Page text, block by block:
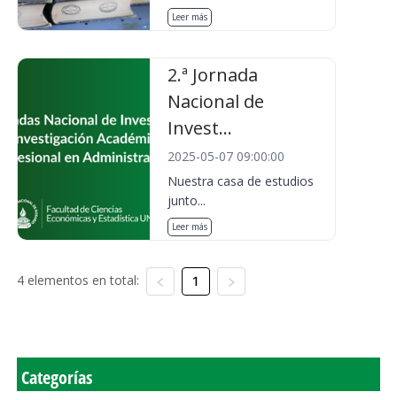
Leer más
2.ª Jornada
Nacional de
Invest...
2025-05-07 09:00:00
Nuestra casa de estudios
junto...
Leer más
4 elementos en total: 1
Categorías